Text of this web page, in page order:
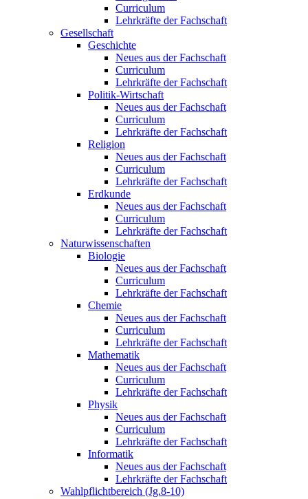
Curriculum
Lehrkräfte der Fachschaft
Gesellschaft
Geschichte
Neues aus der Fachschaft
Curriculum
Lehrkräfte der Fachschaft
Politik-Wirtschaft
Neues aus der Fachschaft
Curriculum
Lehrkräfte der Fachschaft
Religion
Neues aus der Fachschaft
Curriculum
Lehrkräfte der Fachschaft
Erdkunde
Neues aus der Fachschaft
Curriculum
Lehrkräfte der Fachschaft
Naturwissenschaften
Biologie
Neues aus der Fachschaft
Curriculum
Lehrkräfte der Fachschaft
Chemie
Neues aus der Fachschaft
Curriculum
Lehrkräfte der Fachschaft
Mathematik
Neues aus der Fachschaft
Curriculum
Lehrkräfte der Fachschaft
Physik
Neues aus der Fachschaft
Curriculum
Lehrkräfte der Fachschaft
Informatik
Neues aus der Fachschaft
Lehrkräfte der Fachschaft
Wahlpflichtbereich (Jg.8-10)